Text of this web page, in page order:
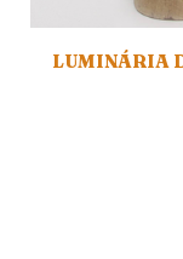
LUMINÁRIA